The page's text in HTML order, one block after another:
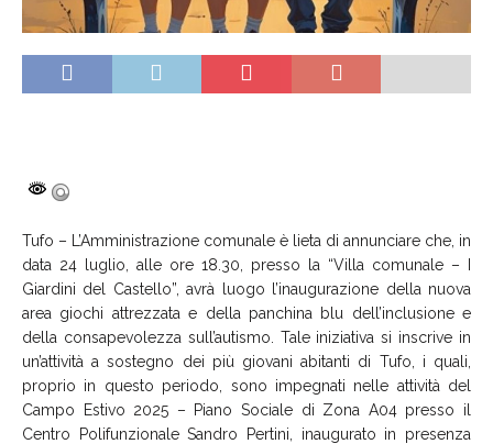
Tufo – L’Amministrazione comunale è lieta di annunciare che, in
data 24 luglio, alle ore 18.30, presso la “Villa comunale – I
Giardini del Castello”, avrà luogo l’inaugurazione della nuova
area giochi attrezzata e della panchina blu dell’inclusione e
della consapevolezza sull’autismo. Tale iniziativa si inscrive in
un’attività a sostegno dei più giovani abitanti di Tufo, i quali,
proprio in questo periodo, sono impegnati nelle attività del
Campo Estivo 2025 – Piano Sociale di Zona A04 presso il
Centro Polifunzionale Sandro Pertini, inaugurato in presenza